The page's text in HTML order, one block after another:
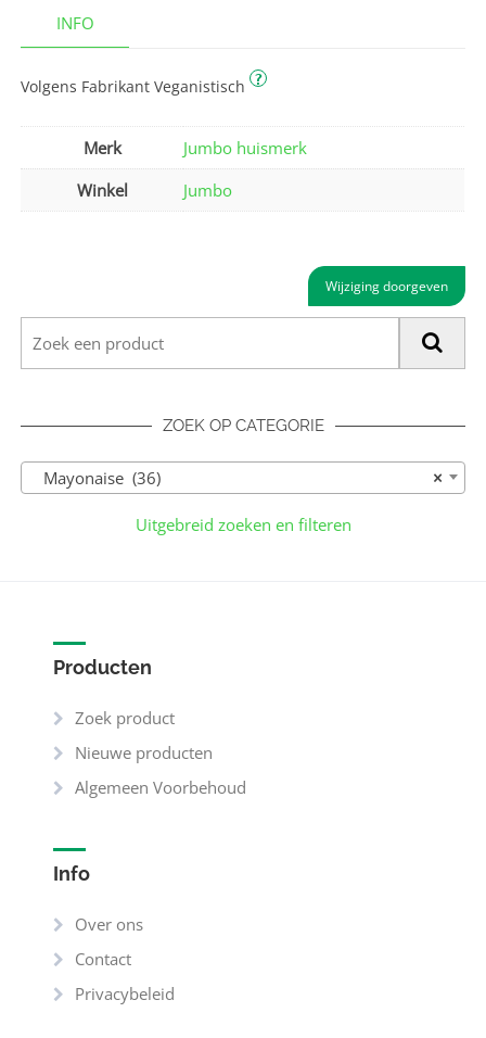
INFO
Volgens Fabrikant Veganistisch ?
Merk
Jumbo huismerk
Winkel
Jumbo
Wijziging doorgeven
ZOEK OP CATEGORIE
×
Mayonaise (36)
Uitgebreid zoeken en filteren
Producten
Zoek product
Nieuwe producten
Algemeen Voorbehoud
Info
Over ons
Contact
Privacybeleid